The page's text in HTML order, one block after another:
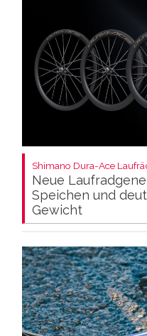
Shimano Dura-Ace
Neue
Speichen und
Gewicht